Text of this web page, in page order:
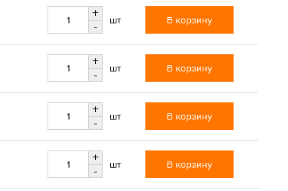
+
-
шт В корзину
+
-
шт В корзину
+
-
шт В корзину
+
-
шт В корзину